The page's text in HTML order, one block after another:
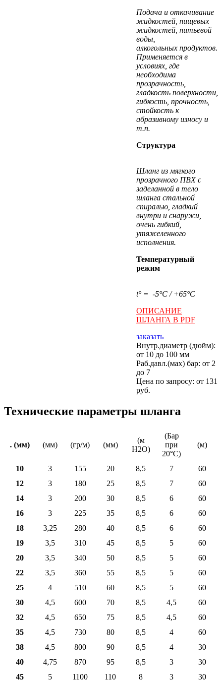
Подача и откачивание
жидкостей, пищевых
жидкостей, питьевой
воды,
алкогольных продуктов.
Применяется в
условиях, где
необходима
прозрачность,
гладкость поверхности,
гибкость, прочность,
стойкость к
абразивному износу и
т.п.
Структура
Шланг из мягкого
прозрачного ПВХ с
заделанной в тело
шланга стальной
спиралью, гладкий
внутри и снаружи,
очень гибкий,
утяжеленного
исполнения.
Температурный
режим
t°= -5°С / +65°С
ОПИСАНИЕ
ШЛАНГА В PDF
заказать
Внутр.диаметр (дюйм):
от 10 до 100 мм
Раб.давл.(мах) бар: от 2
до 7
Цена по запросу: от 131
руб.
Технические параметры шланга
. (мм) (мм) (гр/м) (мм)
(м
Н2О)
(Бар
при
20°С)
(м)
10 3 155 20 8,5 7
60
12
3 180 25 8,5 7
60
14
3 200 30 8,5 6
60
16
3 225 35 8,5 6
60
18
3,25 280 40 8,5 6
60
19
3,5 310 45 8,5 5
60
20
3,5 340 50 8,5 5
60
22
3,5 360 55 8,5 5
60
25
4 510 60 8,5 5
60
30
4,5 600 70 8,5 4,5
60
32
4,5 650 75 8,5 4,5
60
35
4,5 730 80 8,5 4
60
38
4,5 800 90 8,5 4
30
40
4,75 870 95 8,5 3
30
45
5 1100 110 8 3 30